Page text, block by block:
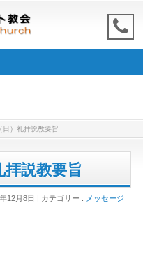
日）礼拝説教要旨
拝説教要旨
12月8日 カテゴリー : メッセージ